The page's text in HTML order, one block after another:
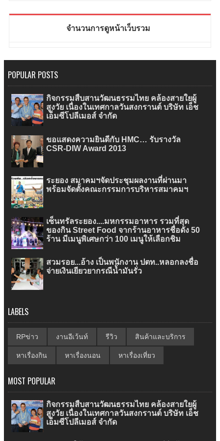
จำนวนการดูหน้าเว็บรวม
POPULAR POSTS
กิจกรรมสืบสานวัฒนธรรมไทย คล้องสายใยผู้
สูงวัย เนื่องในเทศกาลวันสงกรานต์ บริษัท เอ็ช
เอ็มซีโปลีเมอส์ จำกัด
ขอแสดงความยินดีกับ HMC… รับรางวัล
CSR-DIW Award 2013
ระยอง สมาคมฯจัดประชุมผลงานที่ผ่านมา
พร้อมจัดตั้งคณะกรรมการบริหารสมาคมฯ
เซ็นทรัลระยอง....มหกรรมอาหาร รวมที่สุด
ของกิน Street Food จากร้านอาหารชื่อดัง 50
ร้าน มีเมนูพิเศษกว่า 100 เมนูให้เลือกชิม
สวมรอย...อ้าง เป็นพนักงาน ปตท..หลอกลงชื่อ
จ่ายเงินเยียวยากรณีน้ำมันรั่ว
LABELS
RPข่าว งานอีเว้นท์ รีวิว สินค้าและบริการ
หาเรื่องกิน หาเรื่องนอน หาเรื่องเที่ยว
MOST POPULAR
กิจกรรมสืบสานวัฒนธรรมไทย คล้องสายใยผู้
สูงวัย เนื่องในเทศกาลวันสงกรานต์ บริษัท เอ็ช
เอ็มซีโปลีเมอส์ จำกัด